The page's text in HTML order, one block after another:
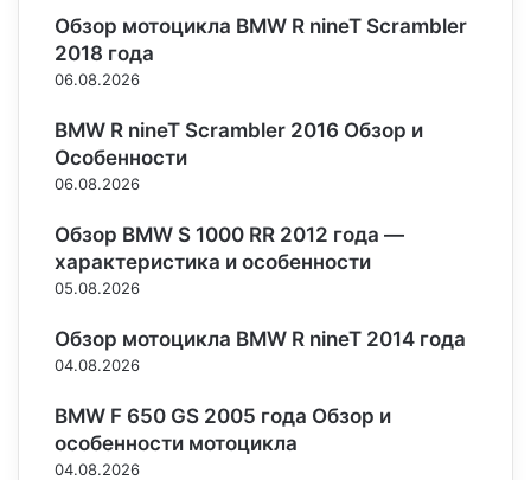
Обзор мотоцикла BMW R nineT Scrambler
2018 года
06.08.2026
BMW R nineT Scrambler 2016 Обзор и
Особенности
06.08.2026
Обзор BMW S 1000 RR 2012 года —
характеристика и особенности
05.08.2026
Обзор мотоцикла BMW R nineT 2014 года
04.08.2026
BMW F 650 GS 2005 года Обзор и
особенности мотоцикла
04.08.2026